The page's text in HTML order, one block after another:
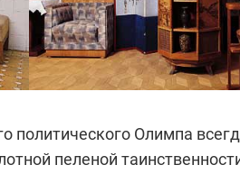
политического Олимпа
пеленой